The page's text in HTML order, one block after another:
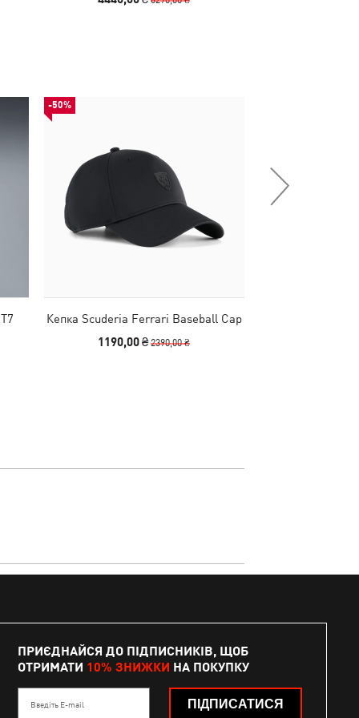
-50%
Кепка Scuderia Ferrari Baseball Cap
1190,00 ₴2390,00 ₴
ПРИЄДНАЙСЯ ДО ПІДПИСНИКІВ, ЩОБ
ОТРИМАТИ 10% ЗНИЖКИ НА ПОКУПКУ
Введіть E-mail ПІДПИСАТИСЯ